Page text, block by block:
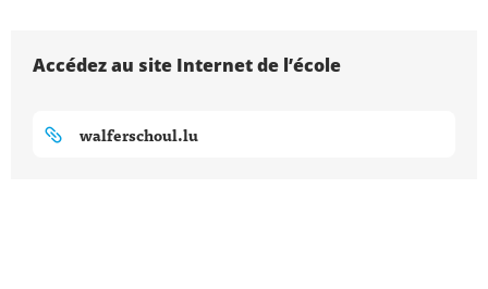
Accédez au site Internet de l’école
walferschoul.lu